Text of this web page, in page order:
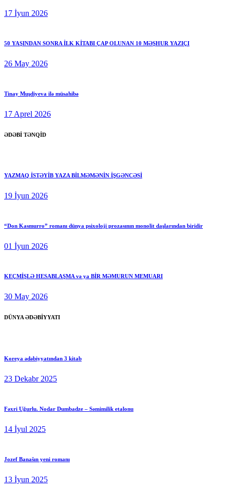
17 İyun 2026
50 YAŞINDAN SONRA İLK KİTABI ÇAP OLUNAN 10 MƏŞHUR YAZIÇI
26 May 2026
Tinay Muşdiyeva ilə müsahibə
17 Aprel 2026
ƏDƏBİ TƏNQİD
YAZMAQ İSTƏYİB YAZA BİLMƏMƏNİN İŞGƏNCƏSİ
19 İyun 2026
“Don Kasmurro” romanı dünya psixoloji prozasının monolit daşlarından biridir
01 İyun 2026
KEÇMİŞLƏ HESABLAŞMA və ya BİR MƏMURUN MEMUARI
30 May 2026
DÜNYA ƏDƏBİYYATI
Koreya ədəbiyyatından 3 kitab
23 Dekabr 2025
Fəxri Uğurlu. Nodar Dumbadze – Səmimilik etalonu
14 İyul 2025
Jozef Banašın yeni romanı
13 İyun 2025